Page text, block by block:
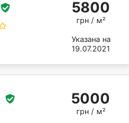
5800
грн / м²
Указана на
19.07.2021
5000
грн / м²